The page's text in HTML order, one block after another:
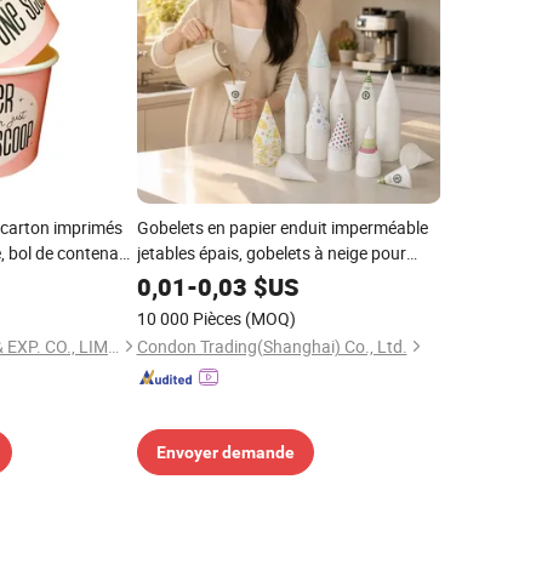
imprimés
bol de contenant
EVER GREATER IMP. & EXP. CO., LIMITED
Gobelets en papier enduit imperméable
jetables épais, gobelets à neige pour
yaourt glacé, crème glacée, bar à
desserts, bol pour animaux en papier
kraft
0,01-0,03 $US
10 000 Pièces (MOQ)
Condon Trading(Shanghai) Co., Ltd.
Envoyer demande